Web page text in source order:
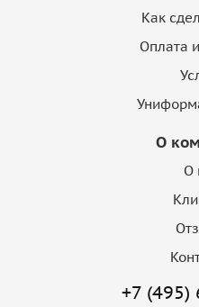
Как
Оплата
О
О
+7 (495)